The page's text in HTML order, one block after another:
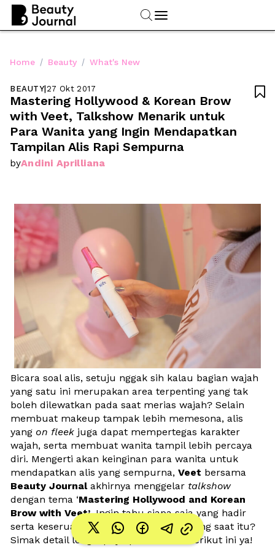
Home / Beauty / What's New
BEAUTY|27 Okt 2017
Mastering Hollywood & Korean Brow
with Veet, Talkshow Menarik untuk
Para Wanita yang Ingin Mendapatkan
Tampilan Alis Rapi Sempurna
byAndini Aprilliana

Bicara soal alis, setuju nggak sih kalau bagian wajah
yang satu ini merupakan area terpenting yang tak
boleh dilewatkan pada saat merias wajah? Selain
membuat makeup tampak lebih memesona, alis
yang on fleek juga dapat mempertegas karakter
wajah, serta membuat wanita tampil lebih percaya
diri. Mengerti akan keinginan para wanita untuk
mendapatkan alis yang sempurna, Veet
Beauty Journal akhirnya menggelar talkshow
dengan tema ‘Mastering Hollywood and Korean
Brow with Veet’. Ingin tahu siapa saja yang hadir
serta keseruan apa saja yang berlangsung saat itu?
Simak detail lengkapnya pada artikel berikut ini ya!